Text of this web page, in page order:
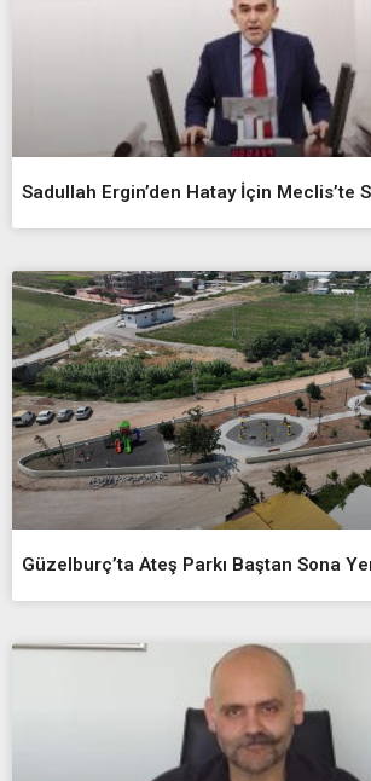
Sadullah Ergin’den Hatay İçin Meclis’te
Güzelburç’ta Ateş Parkı Baştan Sona